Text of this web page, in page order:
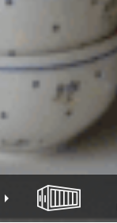
arrow_right